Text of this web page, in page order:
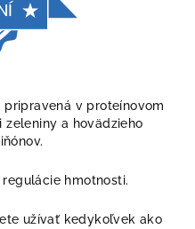
pripravená v proteínovom
zeleniny a hovädzieho
hmotnosti.
užívať kedykoľvek ako